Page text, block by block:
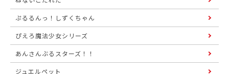
ぷるるんっ！しずくちゃん
ぴえろ魔法少女シリーズ
あんさんぶるスターズ！！
ジュエルペット